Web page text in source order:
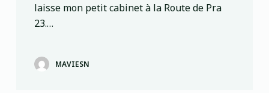
laisse mon petit cabinet à la Route de Pra
23.…
MAVIESN